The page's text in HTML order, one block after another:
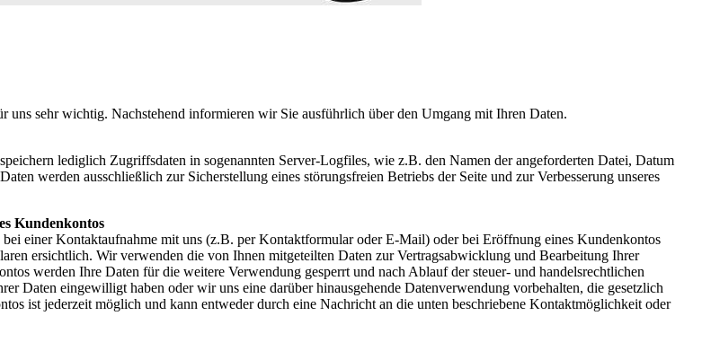
uns sehr wichtig. Nachstehend informieren wir Sie ausführlich über den Umgang mit Ihren Daten.
lediglich Zugriffsdaten in sogenannten Server-Logfiles, wie z.B. den Namen der angeforderten Datei, Datum
werden ausschließlich zur Sicherstellung eines störungsfreien Betriebs der Seite und zur Verbesserung unseres
Kundenkontos
einer Kontaktaufnahme mit uns (z.B. per Kontaktformular oder E-Mail) oder bei Eröffnung eines Kundenkontos
ersichtlich. Wir verwenden die von Ihnen mitgeteilten Daten zur Vertragsabwicklung und Bearbeitung Ihrer
werden Ihre Daten für die weitere Verwendung gesperrt und nach Ablauf der steuer- und handelsrechtlichen
Daten eingewilligt haben oder wir uns eine darüber hinausgehende Datenverwendung vorbehalten, die gesetzlich
ist jederzeit möglich und kann entweder durch eine Nachricht an die unten beschriebene Kontaktmöglichkeit oder